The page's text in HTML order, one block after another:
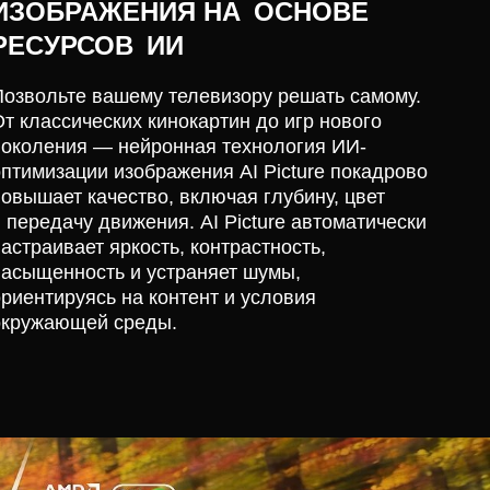
НА ОСНОВЕ
ИИ
вашему телевизору решать самому.
классических кинокартин до игр нового
— нейронная технология ИИ-
изображения AI Picture покадрово
качество, включая глубину, цвет
передачу движения. AI Picture автоматически
яркость, контрастность,
и устраняет шумы,
на контент и условия
среды.